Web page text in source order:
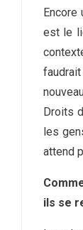
est le
Droits
les
attend
ils se